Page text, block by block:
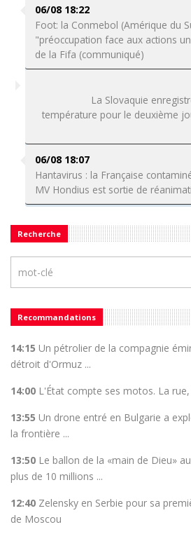
06/08 18:22
Foot: la Conmebol (Amérique du
"préoccupation face aux actions
de la Fifa (communiqué)
La Slovaquie
température pour le deuxième
06/08 18:07
Hantavirus : la Française
MV Hondius est sortie de
Recherche
Recommandations
14:15 Un pétrolier de la compagnie
détroit d'Ormuz ...
14:00 L'État compte ses motos. La
13:55 Un drone entré en Bulgarie a
la frontière ...
13:50 Le ballon de la «main de Dieu»
plus de 10 millions ...
12:40 Zelensky en Serbie pour sa
de Moscou